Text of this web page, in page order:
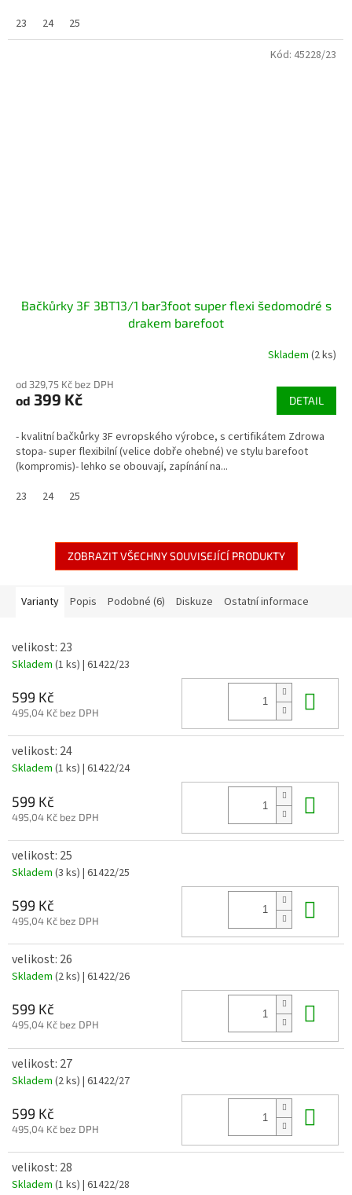
23
24 25
Bačkůrky 3F 3BT13/1 bar3foot super flexi šedomodré s
drakem barefoot
Skladem (2 ks)
od 329,75 Kč bez DPH
od 399 Kč DETAIL
- kvalitní bačkůrky 3F evropského výrobce, s certifikátem Zdrowa
stopa- super flexibilní (velice dobře ohebné) ve stylu barefoot
(kompromis)- lehko se obouvají, zapínání na...
23
24 25
Kód: 45228/23
ZOBRAZIT VŠECHNY SOUVISEJÍCÍ PRODUKTY
Varianty Popis Podobné (6) Diskuze Ostatní informace
velikost: 23
Skladem (1 ks) | 61422/23
599 Kč
495,04 Kč bez DPH
velikost: 24
Skladem (1 ks) | 61422/24
599 Kč
495,04 Kč bez DPH
velikost: 25
Skladem (3 ks) | 61422/25
599 Kč
495,04 Kč bez DPH
velikost: 26
Skladem (2 ks) | 61422/26
599 Kč
495,04 Kč bez DPH
velikost: 27
Skladem (2 ks) | 61422/27
599 Kč
495,04 Kč bez DPH
velikost: 28
Skladem (1 ks) | 61422/28